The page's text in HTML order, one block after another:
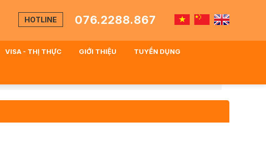
HOTLINE 076.2288.867
VISA - THỊ THỰC GIỚI THIỆU TUYỂN DỤNG